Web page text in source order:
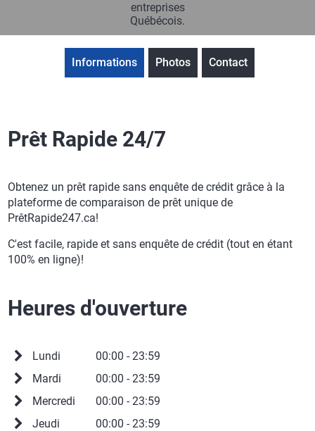
Informations Photos Contact
Prêt Rapide 24/7
Obtenez un prêt rapide sans enquête de crédit grâce à la
plateforme de comparaison de prêt unique de
PrêtRapide247.ca!
C'est facile, rapide et sans enquête de crédit (tout en étant
100% en ligne)!
Heures d'ouverture
Lundi
00:00 - 23:59
Mardi
00:00 - 23:59
Mercredi
00:00 - 23:59
Jeudi
00:00 - 23:59